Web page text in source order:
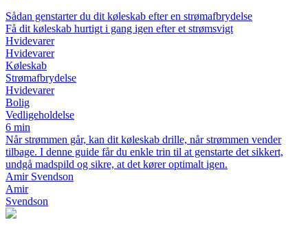
Sådan genstarter du dit køleskab efter en strømafbrydelse
Få dit køleskab hurtigt i gang igen efter et strømsvigt
Hvidevarer
Hvidevarer
Køleskab
Strømafbrydelse
Hvidevarer
Bolig
Vedligeholdelse
6 min
Når strømmen går, kan dit køleskab drille, når strømmen vender
tilbage. I denne guide får du enkle trin til at genstarte det sikkert,
undgå madspild og sikre, at det kører optimalt igen.
Amir Svendson
Amir
Svendson